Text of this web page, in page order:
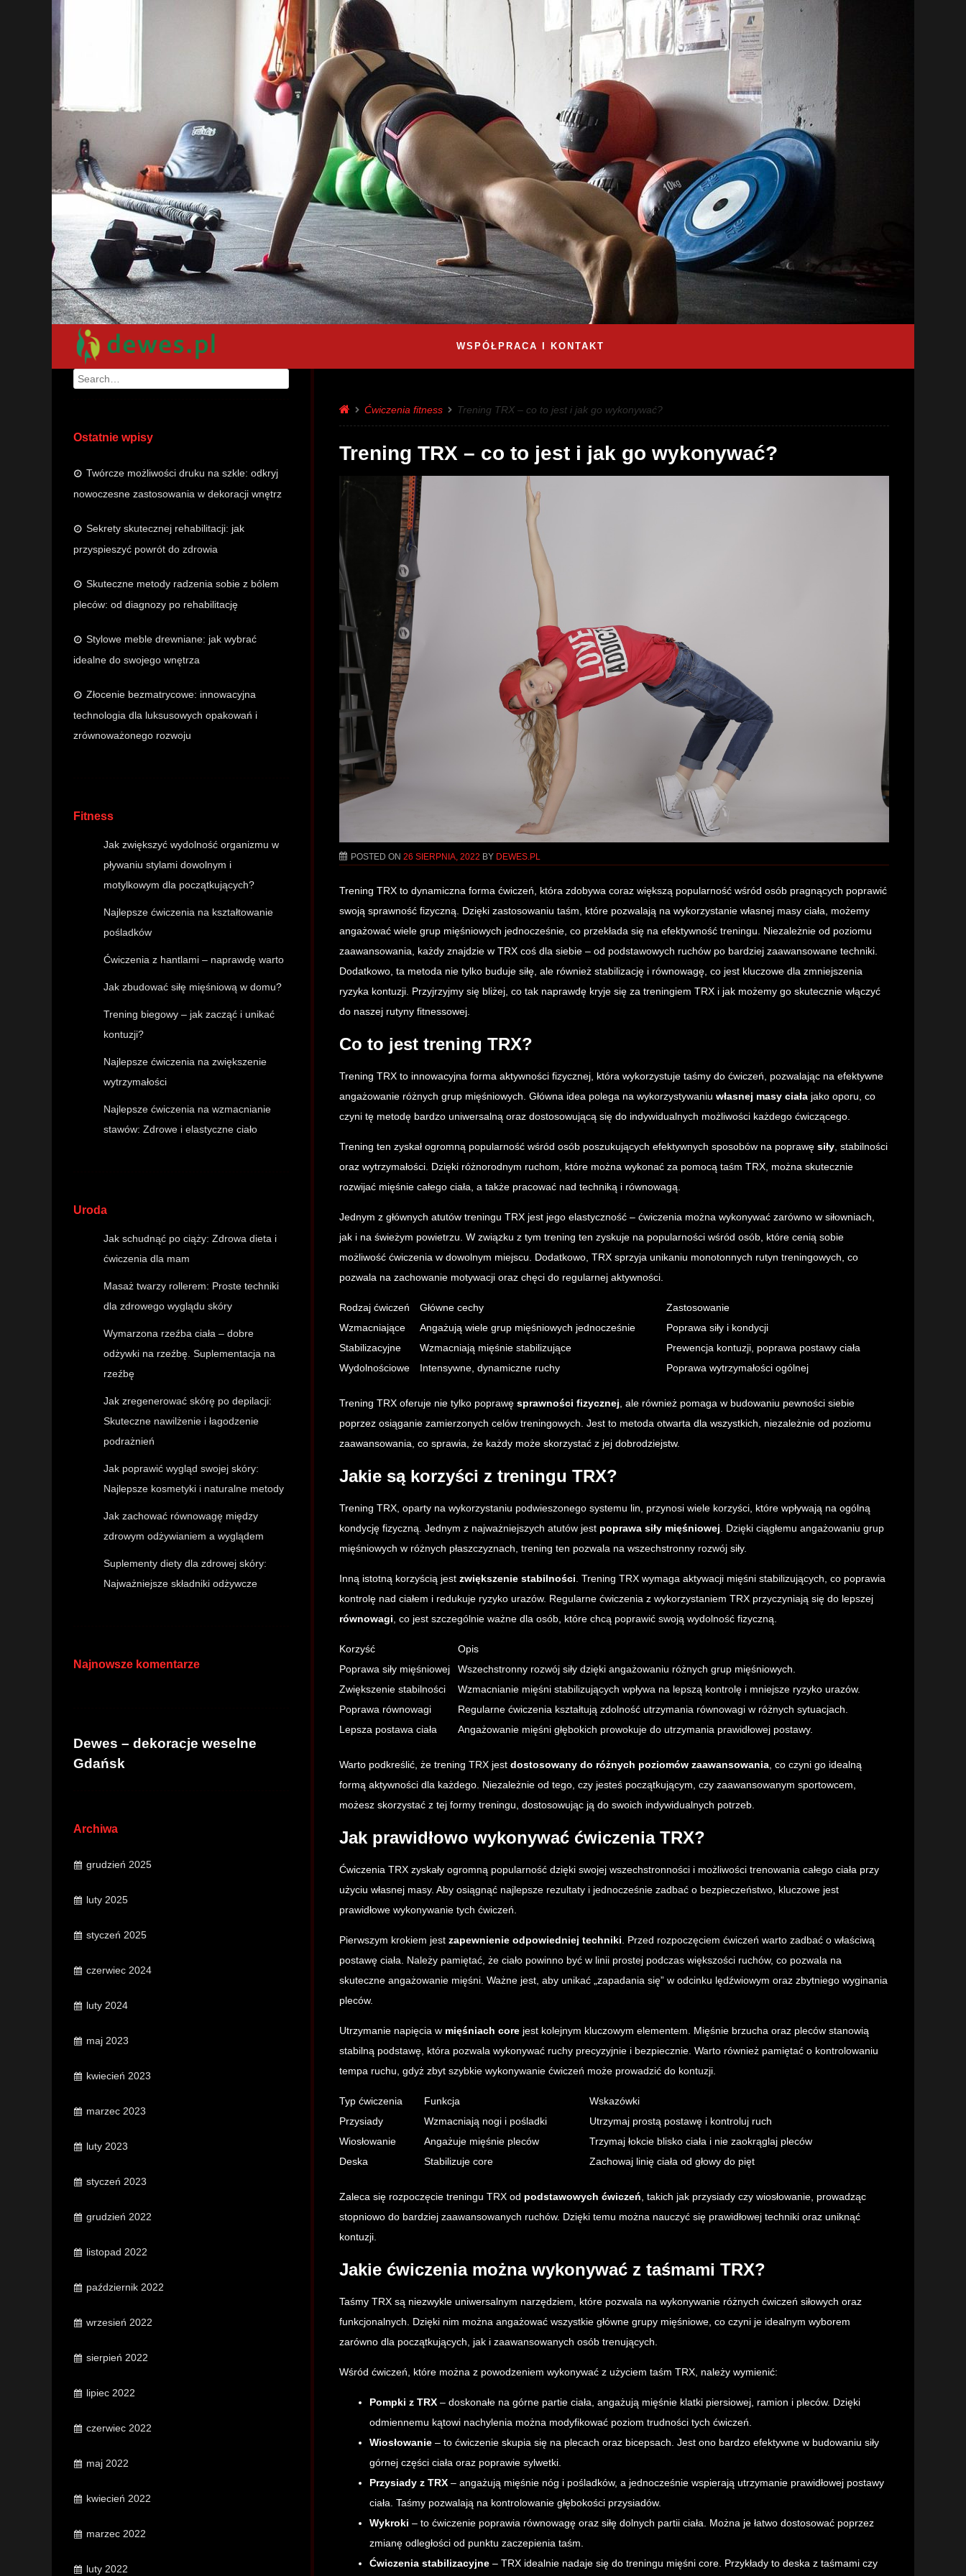
WSPÓŁPRACA I KONTAKT
Search
Ostatnie wpisy
Twórcze możliwości druku na szkle: odkryj
nowoczesne zastosowania w dekoracji wnętrz
Sekrety skutecznej rehabilitacji: jak
przyspieszyć powrót do zdrowia
Skuteczne metody radzenia sobie z bólem
pleców: od diagnozy po rehabilitację
Stylowe meble drewniane: jak wybrać
idealne do swojego wnętrza
Złocenie bezmatrycowe: innowacyjna
technologia dla luksusowych opakowań i
zrównoważonego rozwoju
Fitness
Jak zwiększyć wydolność organizmu w
pływaniu stylami dowolnym i
motylkowym dla początkujących?
Najlepsze ćwiczenia na kształtowanie
pośladków
Ćwiczenia z hantlami – naprawdę warto
Jak zbudować siłę mięśniową w domu?
Trening biegowy – jak zacząć i unikać
kontuzji?
Najlepsze ćwiczenia na zwiększenie
wytrzymałości
Najlepsze ćwiczenia na wzmacnianie
stawów: Zdrowe i elastyczne ciało
Uroda
Jak schudnąć po ciąży: Zdrowa dieta i
ćwiczenia dla mam
Masaż twarzy rollerem: Proste techniki
dla zdrowego wyglądu skóry
Wymarzona rzeźba ciała – dobre
odżywki na rzeźbę. Suplementacja na
rzeźbę
Jak zregenerować skórę po depilacji:
Skuteczne nawilżenie i łagodzenie
podrażnień
Jak poprawić wygląd swojej skóry:
Najlepsze kosmetyki i naturalne metody
Jak zachować równowagę między
zdrowym odżywianiem a wyglądem
Suplementy diety dla zdrowej skóry:
Najważniejsze składniki odżywcze
Najnowsze komentarze
Dewes – dekoracje weselne
Gdańsk
Archiwa
grudzień 2025
luty 2025
styczeń 2025
czerwiec 2024
luty 2024
maj 2023
kwiecień 2023
marzec 2023
luty 2023
styczeń 2023
grudzień 2022
listopad 2022
październik 2022
wrzesień 2022
sierpień 2022
lipiec 2022
czerwiec 2022
maj 2022
kwiecień 2022
marzec 2022
luty 2022
Ćwiczenia fitness Trening TRX – co to jest i jak go wykonywać?
Trening TRX – co to jest i jak go wykonywać?
POSTED ON 26 SIERPNIA, 2022 BY DEWES.PL
Trening TRX to dynamiczna forma ćwiczeń, która zdobywa coraz większą popularność wśród osób pragnących poprawić
swoją sprawność fizyczną. Dzięki zastosowaniu taśm, które pozwalają na wykorzystanie własnej masy ciała, możemy
angażować wiele grup mięśniowych jednocześnie, co przekłada się na efektywność treningu. Niezależnie od poziomu
zaawansowania, każdy znajdzie w TRX coś dla siebie – od podstawowych ruchów po bardziej zaawansowane techniki.
Dodatkowo, ta metoda nie tylko buduje siłę, ale również stabilizację i równowagę, co jest kluczowe dla zmniejszenia
ryzyka kontuzji. Przyjrzyjmy się bliżej, co tak naprawdę kryje się za treningiem TRX i jak możemy go skutecznie włączyć
do naszej rutyny fitnessowej.
Co to jest trening TRX?
Trening TRX to innowacyjna forma aktywności fizycznej, która wykorzystuje taśmy do ćwiczeń, pozwalając na efektywne
angażowanie różnych grup mięśniowych. Główna idea polega na wykorzystywaniu własnej masy ciała jako oporu, co
czyni tę metodę bardzo uniwersalną oraz dostosowującą się do indywidualnych możliwości każdego ćwiczącego.
Trening ten zyskał ogromną popularność wśród osób poszukujących efektywnych sposobów na poprawę siły , stabilności
oraz wytrzymałości. Dzięki różnorodnym ruchom, które można wykonać za pomocą taśm TRX, można skutecznie
rozwijać mięśnie całego ciała, a także pracować nad techniką i równowagą.
Jednym z głównych atutów treningu TRX jest jego elastyczność – ćwiczenia można wykonywać zarówno w siłowniach,
jak i na świeżym powietrzu. W związku z tym trening ten zyskuje na popularności wśród osób, które cenią sobie
możliwość ćwiczenia w dowolnym miejscu. Dodatkowo, TRX sprzyja unikaniu monotonnych rutyn treningowych, co
pozwala na zachowanie motywacji oraz chęci do regularnej aktywności.
Rodzaj ćwiczeń Główne cechy
Zastosowanie
Wzmacniające
Angażują wiele grup mięśniowych jednocześnie
Poprawa siły i kondycji
Stabilizacyjne
Wzmacniają mięśnie stabilizujące
Prewencja kontuzji, poprawa postawy ciała
Wydolnościowe
Intensywne, dynamiczne ruchy Poprawa wytrzymałości ogólnej
Trening TRX oferuje nie tylko poprawę sprawności fizycznej , ale również pomaga w budowaniu pewności siebie
poprzez osiąganie zamierzonych celów treningowych. Jest to metoda otwarta dla wszystkich, niezależnie od poziomu
zaawansowania, co sprawia, że każdy może skorzystać z jej dobrodziejstw.
Jakie są korzyści z treningu TRX?
Trening TRX, oparty na wykorzystaniu podwieszonego systemu lin, przynosi wiele korzyści, które wpływają na ogólną
kondycję fizyczną. Jednym z najważniejszych atutów jest poprawa siły mięśniowej . Dzięki ciągłemu angażowaniu grup
mięśniowych w różnych płaszczyznach, trening ten pozwala na wszechstronny rozwój siły.
Inną istotną korzyścią jest zwiększenie stabilności . Trening TRX wymaga aktywacji mięśni stabilizujących, co poprawia
kontrolę nad ciałem i redukuje ryzyko urazów. Regularne ćwiczenia z wykorzystaniem TRX przyczyniają się do lepszej
równowagi , co jest szczególnie ważne dla osób, które chcą poprawić swoją wydolność fizyczną.
Korzyść
Opis
Poprawa siły mięśniowej
Wszechstronny rozwój siły dzięki angażowaniu różnych grup mięśniowych.
Zwiększenie stabilności
Wzmacnianie mięśni stabilizujących wpływa na lepszą kontrolę i mniejsze ryzyko urazów.
Poprawa równowagi
Regularne ćwiczenia kształtują zdolność utrzymania równowagi w różnych sytuacjach.
Lepsza postawa ciała
Angażowanie mięśni głębokich prowokuje do utrzymania prawidłowej postawy.
Warto podkreślić, że trening TRX jest dostosowany do różnych poziomów zaawansowania , co czyni go idealną
formą aktywności dla każdego. Niezależnie od tego, czy jesteś początkującym, czy zaawansowanym sportowcem,
możesz skorzystać z tej formy treningu, dostosowując ją do swoich indywidualnych potrzeb.
Jak prawidłowo wykonywać ćwiczenia TRX?
Ćwiczenia TRX zyskały ogromną popularność dzięki swojej wszechstronności i możliwości trenowania całego ciała przy
użyciu własnej masy. Aby osiągnąć najlepsze rezultaty i jednocześnie zadbać o bezpieczeństwo, kluczowe jest
prawidłowe wykonywanie tych ćwiczeń.
Pierwszym krokiem jest zapewnienie odpowiedniej techniki . Przed rozpoczęciem ćwiczeń warto zadbać o właściwą
postawę ciała. Należy pamiętać, że ciało powinno być w linii prostej podczas większości ruchów, co pozwala na
skuteczne angażowanie mięśni. Ważne jest, aby unikać „zapadania się” w odcinku lędźwiowym oraz zbytniego wyginania
pleców.
Utrzymanie napięcia w mięśniach core jest kolejnym kluczowym elementem. Mięśnie brzucha oraz pleców stanowią
stabilną podstawę, która pozwala wykonywać ruchy precyzyjnie i bezpiecznie. Warto również pamiętać o kontrolowaniu
tempa ruchu, gdyż zbyt szybkie wykonywanie ćwiczeń może prowadzić do kontuzji.
Typ ćwiczenia Funkcja
Wskazówki
Przysiady
Wzmacniają nogi i pośladki
Utrzymaj prostą postawę i kontroluj ruch
Wiosłowanie
Angażuje mięśnie pleców
Trzymaj łokcie blisko ciała i nie zaokrąglaj pleców
Deska
Stabilizuje core Zachowaj linię ciała od głowy do pięt
Zaleca się rozpoczęcie treningu TRX od podstawowych ćwiczeń , takich jak przysiady czy wiosłowanie, prowadząc
stopniowo do bardziej zaawansowanych ruchów. Dzięki temu można nauczyć się prawidłowej techniki oraz uniknąć
kontuzji.
Jakie ćwiczenia można wykonywać z taśmami TRX?
Taśmy TRX są niezwykle uniwersalnym narzędziem, które pozwala na wykonywanie różnych ćwiczeń siłowych oraz
funkcjonalnych. Dzięki nim można angażować wszystkie główne grupy mięśniowe, co czyni je idealnym wyborem
zarówno dla początkujących, jak i zaawansowanych osób trenujących.
Wśród ćwiczeń, które można z powodzeniem wykonywać z użyciem taśm TRX, należy wymienić:
Pompki z TRX – doskonałe na górne partie ciała, angażują mięśnie klatki piersiowej, ramion i pleców. Dzięki
odmiennemu kątowi nachylenia można modyfikować poziom trudności tych ćwiczeń.
Wiosłowanie – to ćwiczenie skupia się na plecach oraz bicepsach. Jest ono bardzo efektywne w budowaniu siły
górnej części ciała oraz poprawie sylwetki.
Przysiady z TRX – angażują mięśnie nóg i pośladków, a jednocześnie wspierają utrzymanie prawidłowej postawy
ciała. Taśmy pozwalają na kontrolowanie głębokości przysiadów.
Wykroki – to ćwiczenie poprawia równowagę oraz siłę dolnych partii ciała. Można je łatwo dostosować poprzez
zmianę odległości od punktu zaczepienia taśm.
Ćwiczenia stabilizacyjne – TRX idealnie nadaje się do treningu mięśni core. Przykłady to deska z taśmami czy